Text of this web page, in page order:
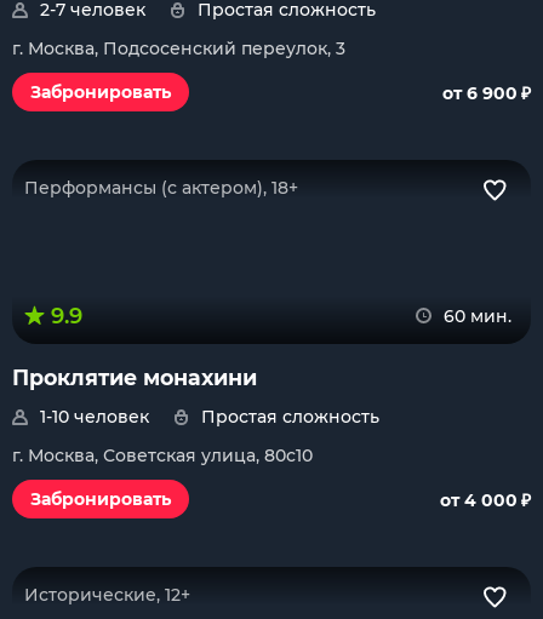
2-7 человек
Простая сложность
г. Москва, Подсосенский переулок, 3
Забронировать
от 6 900 ₽
Перформансы (с актером), 18+
9.9 60 мин.
Проклятие монахини
1-10 человек
Простая сложность
г. Москва, Советская улица, 80с10
Забронировать
от 4 000 ₽
Исторические, 12+